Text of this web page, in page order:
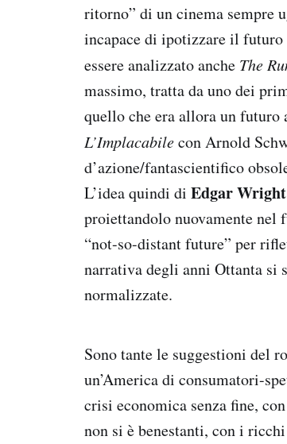
ritorno” di un cinema sempre
incapace di ipotizzare il futuro
essere analizzato anche The
massimo, tratta da uno dei
quello che era allora un futuro
L’Implacabilecon Arnold
d’azione/fantascientifico
L’idea quindi di Edgar Wright
proiettandolo nuovamente nel
“not-so-distant future” per
narrativa degli anni Ottanta si
normalizzate.
Sono tante le suggestioni del
un’America di consumatori-
crisi economica senza fine,
non si è benestanti, con i